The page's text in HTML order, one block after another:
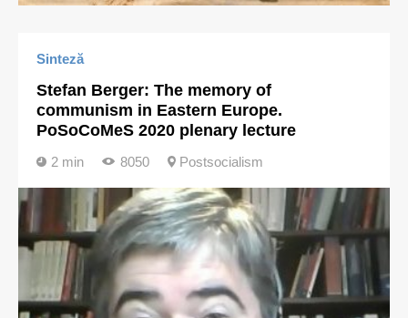
Sinteză
Stefan Berger: The memory of
communism in Eastern Europe.
PoSoCoMeS 2020 plenary lecture
2 min 8050 Postsocialism